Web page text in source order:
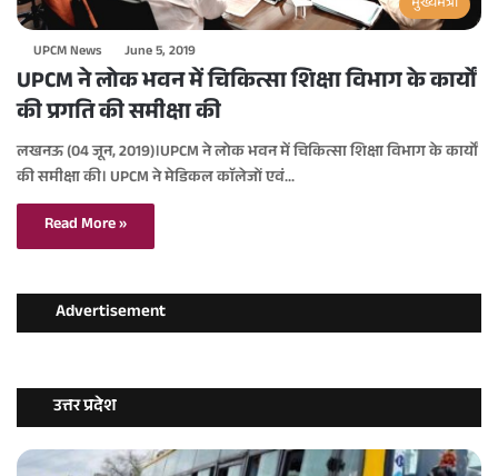
UPCM News June 5, 2019
UPCM ने लोक भवन में चिकित्सा शिक्षा विभाग के कार्यों
की प्रगति की समीक्षा की
लखनऊ (04 जून, 2019)।UPCM ने लोक भवन में चिकित्सा शिक्षा विभाग के कार्यों
की समीक्षा की। UPCM ने मेडिकल काॅलेजों एवं…
Read More »
Advertisement
उत्तर प्रदेश